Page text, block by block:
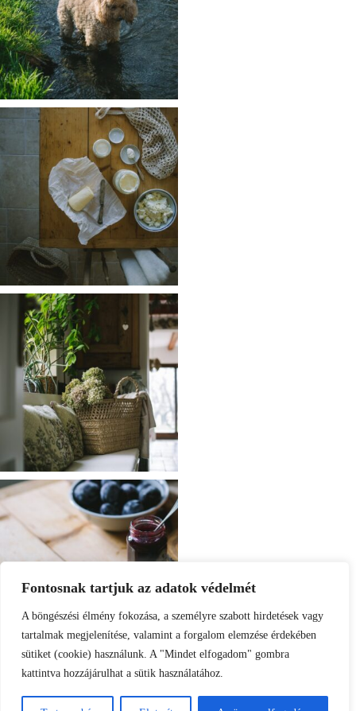
Fontosnak tartjuk az adatok védelmét
A böngészési élmény fokozása, a személyre szabott hirdetések vagy
tartalmak megjelenítése, valamint a forgalom elemzése érdekében
sütiket (cookie) használunk. A "Mindet elfogadom" gombra
kattintva hozzájárulhat a sütik használatához.